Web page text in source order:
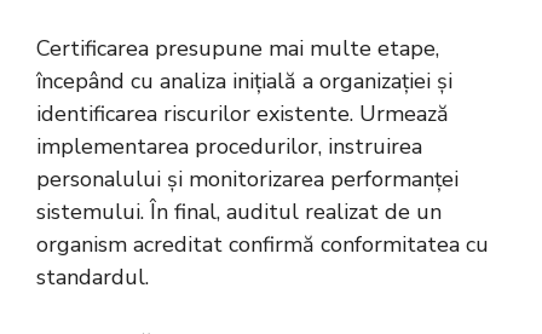
Certificarea presupune mai multe etape,
începând cu analiza inițială a organizației și
identificarea riscurilor existente. Urmează
implementarea procedurilor, instruirea
personalului și monitorizarea performanței
sistemului. În final, auditul realizat de un
organism acreditat confirmă conformitatea cu
standardul.